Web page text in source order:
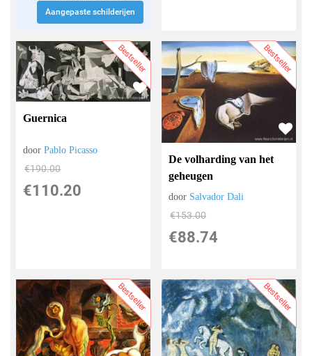
Aangepaste schilderijen
Bestseller
Guernica
doorPablo Picasso
€190.00
€110.20
Bestseller
De volharding van het
geheugen
door Salvador Dali
€153.00
€88.74
Bestseller Bestseller